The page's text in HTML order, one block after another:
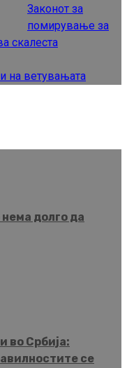
Законот за
помирување за
скалеста
на ветувањата
долго да
во Србија:
се